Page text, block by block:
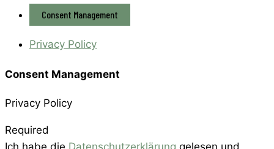
Consent Management
Privacy Policy
Consent Management
Privacy Policy
Required